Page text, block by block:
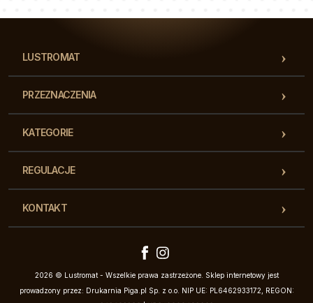
LUSTROMAT
PRZEZNACZENIA
KATEGORIE
REGULACJE
KONTAKT
2026 © Lustromat - Wszelkie prawa zastrzeżone. Sklep internetowy jest
prowadzony przez: Drukarnia Piga.pl Sp. z o.o. NIP UE: PL6462933172, REGON: